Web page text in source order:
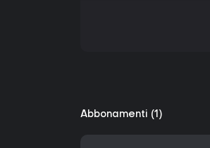
Abbonamenti (1)